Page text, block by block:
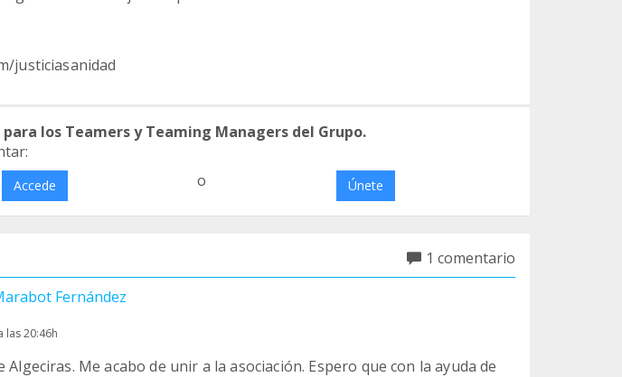
justiciasanidad
los Teamers y Teaming Managers del Grupo.
Accede o Únete
1 comentario
Fernández
las 20:46h
Algeciras. Me acabo de unir a la asociación. Espero que con la ayuda de